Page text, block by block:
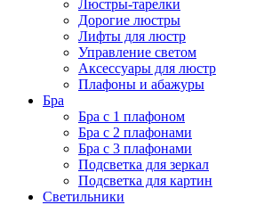
Люстры-тарелки
Дорогие люстры
Лифты для люстр
Управление светом
Аксессуары для люстр
Плафоны и абажуры
Бра
Бра с 1 плафоном
Бра с 2 плафонами
Бра с 3 плафонами
Подсветка для зеркал
Подсветка для картин
Светильники